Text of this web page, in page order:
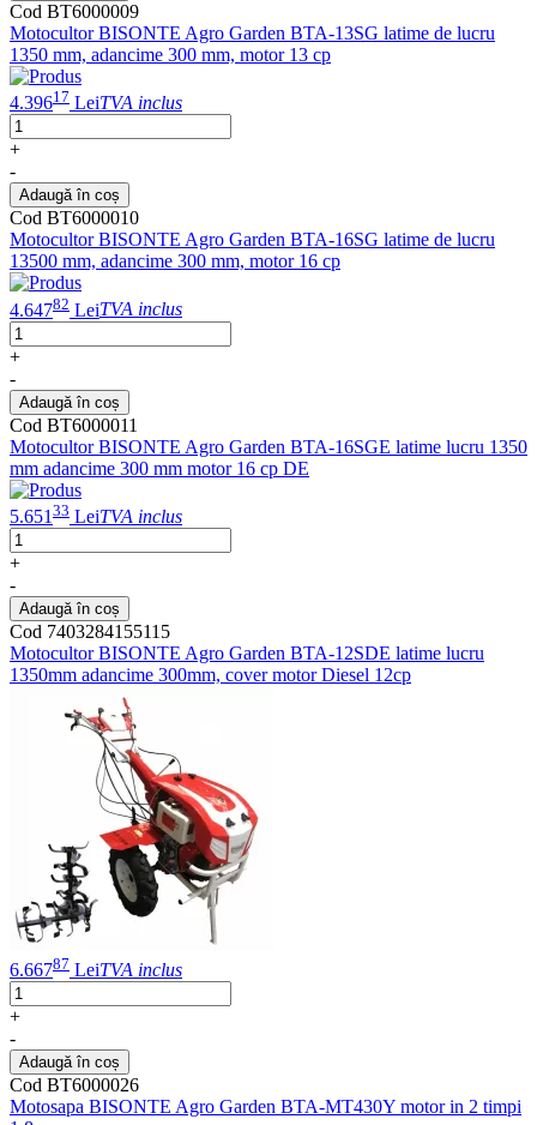
Cod BT6000009
Motocultor BISONTE Agro Garden BTA-13SG latime de lucru
1350 mm, adancime 300 mm, motor 13 cp
4.39617 LeiTVA inclus
+
-
Adaugă în coș
Cod BT6000010
Motocultor BISONTE Agro Garden BTA-16SG latime de lucru
13500 mm, adancime 300 mm, motor 16 cp
4.64782 LeiTVA inclus
+
-
Adaugă în coș
Cod BT6000011
Motocultor BISONTE Agro Garden BTA-16SGE latime lucru 1350
mm adancime 300 mm motor 16 cp DE
5.651 33 LeiTVA inclus
+
-
Adaugă în coș
Cod 7403284155115
Motocultor BISONTE Agro Garden BTA-12SDE latime lucru
1350mm adancime 300mm, cover motor Diesel 12cp
6.66787 LeiTVA inclus
+
-
Adaugă în coș
Cod BT6000026
Motosapa BISONTE Agro Garden BTA-MT430Y motor in 2 timpi